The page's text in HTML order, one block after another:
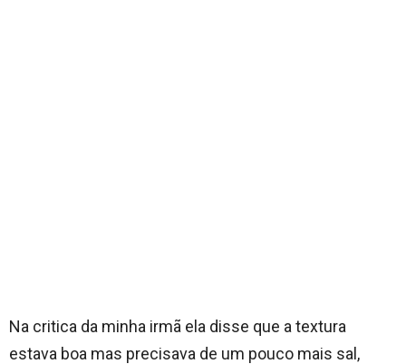
Na critica da minha irmã ela disse que a textura
estava boa mas precisava de um pouco mais sal,